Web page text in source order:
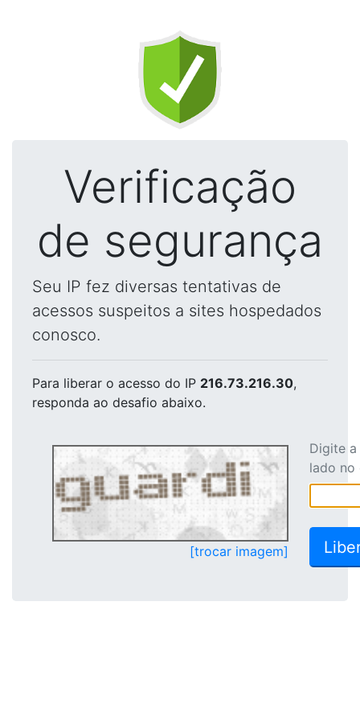
Verificação
de segurança
Seu IP fez diversas tentativas de
acessos suspeitos a sites hospedados
conosco.
Para liberar o acesso do IP 216.73.216.30,
responda ao desafio abaixo.
[trocar imagem]
Digite
lado no